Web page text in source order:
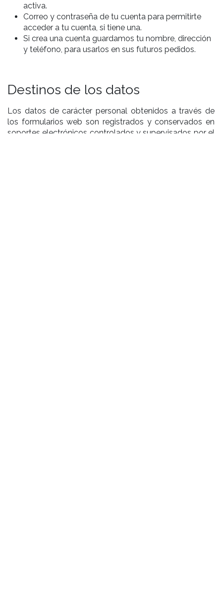
activa.
Correo y contraseña de tu cuenta para permitirte
acceder a tu cuenta, si tiene una.
Si crea una cuenta guardamos tu nombre, dirección
y teléfono, para usarlos en sus futuros pedidos.
Destinos de los datos
Los datos de carácter personal obtenidos a través de
los formularios web son registrados y conservados en
soportes electrónicos controlados y supervisados por el